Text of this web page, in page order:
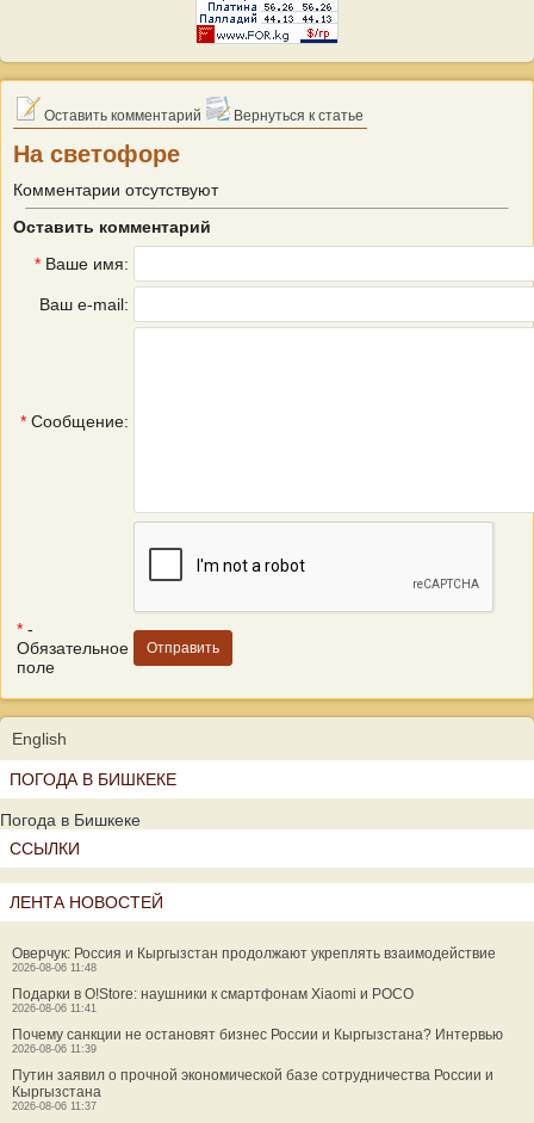
Оставить комментарий Вернуться к статье
На светофоре
Комментарии отсутствуют
Оставить комментарий
* Ваше имя:
Ваш e-mail:
* Сообщение:
* -
Обязательное
поле
English
ПОГОДА В БИШКЕКЕ
Погода в Бишкеке
ССЫЛКИ
ЛЕНТА НОВОСТЕЙ
Оверчук: Россия и Кыргызстан продолжают укреплять взаимодействие
2026-08-06 11:48
Подарки в O!Store: наушники к смартфонам Xiaomi и POCO
2026-08-06 11:41
Почему санкции не остановят бизнес России и Кыргызстана? Интервью
2026-08-06 11:39
Путин заявил о прочной экономической базе сотрудничества России и
Кыргызстана
2026-08-06 11:37